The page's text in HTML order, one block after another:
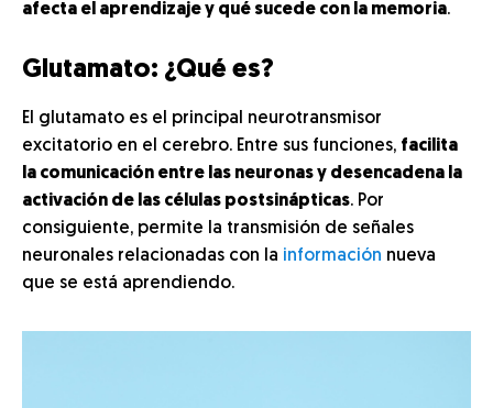
afecta el aprendizaje y qué sucede con la memoria.
Glutamato: ¿Qué es?
El glutamato es el principal neurotransmisor
excitatorio en el cerebro. Entre sus funciones, facilita
la comunicación entre las neuronas y desencadena la
activación de las células postsinápticas. Por
consiguiente, permite la transmisión de señales
neuronales relacionadas con la información nueva
que se está aprendiendo.